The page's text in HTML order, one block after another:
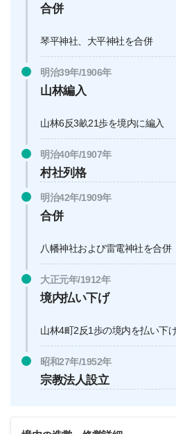
合併
琴平神社、大平神社を合併
明治39年/1906年
山林編入
山林6反3畝21歩を境内に編入
明治40年/1907年
村社列格
明治42年/1909年
合併
八幡神社および雷電神社を合併
大正元年/1912年
境内払い下げ
山林4町2反1歩の境内を払い下
昭和27年/1952年
宗教法人設立